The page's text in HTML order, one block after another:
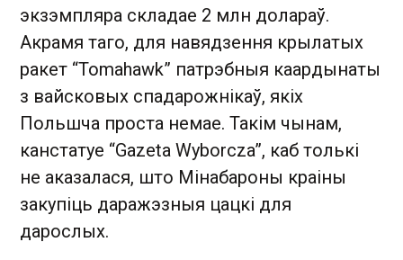
экзэмпляра складае 2 млн долараў.
Акрамя таго, для навядзення крылатых
ракет “Tomahawk” патрэбныя каардынаты
з вайсковых спадарожнікаў, якіх
Польшча проста немае. Такім чынам,
канстатуе “Gazeta Wyborcza”, каб толькі
не аказалася, што Мінабароны краіны
закупіць даражэзныя цацкі для
дарослых.